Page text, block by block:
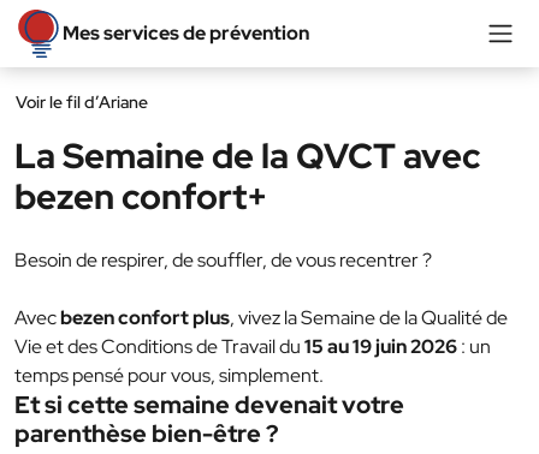
Aller au contenu
Aller à la navigation
Mes services de prévention
Voir le fil d’Ariane
La Semaine de la QVCT avec
bezen confort+
Besoin de respirer, de souffler, de vous recentrer ?
Avecbezen confort plus, vivez la Semaine de la Qualité de
Vie et des Conditions de Travail du15 au 19 juin 2026: un
temps pensé pour vous, simplement.
Et si cette semaine devenait votre
parenthèse bien-être ?